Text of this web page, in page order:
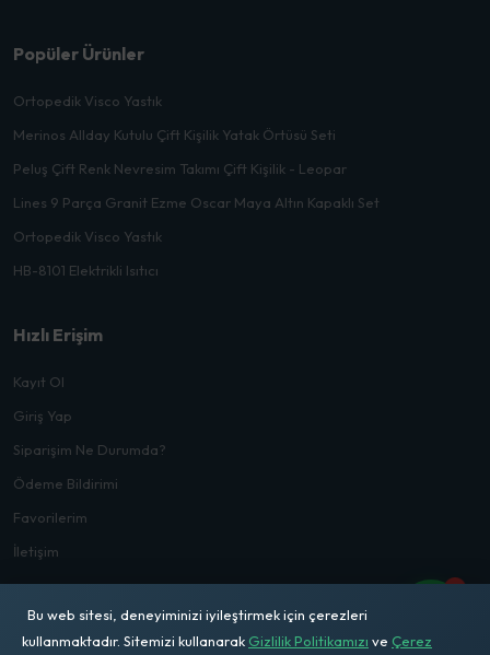
Popüler Ürünler
Ortopedik Visco Yastık
Merinos Allday Kutulu Çift Kişilik Yatak Örtüsü Seti
Peluş Çift Renk Nevresim Takımı Çift Kişilik - Leopar
Lines 9 Parça Granit Ezme Oscar Maya Altın Kapaklı Set
Ortopedik Visco Yastık
HB-8101 Elektrikli Isıtıcı
Hızlı Erişim
Kayıt Ol
Giriş Yap
Siparişim Ne Durumda?
Ödeme Bildirimi
Favorilerim
İletişim
1
Bu web sitesi, deneyiminizi iyileştirmek için çerezleri
kullanmaktadır. Sitemizi kullanarak Gizlilik Politikamızı ve Çerez